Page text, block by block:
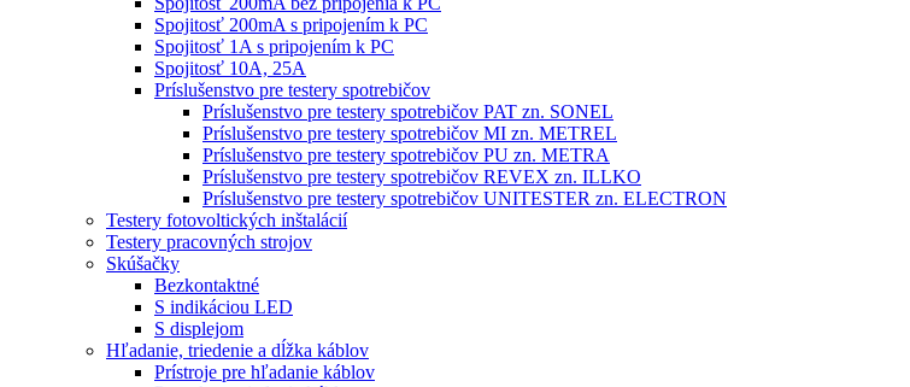
Spojitosť 200mA s pripojením k PC
Spojitosť 1A s pripojením k PC
Spojitosť 10A, 25A
Príslušenstvo pre testery spotrebičov
Príslušenstvo pre testery spotrebičov PAT zn. SONEL
Príslušenstvo pre testery spotrebičov MI zn. METREL
Príslušenstvo pre testery spotrebičov PU zn. METRA
Príslušenstvo pre testery spotrebičov REVEX zn. ILLKO
Príslušenstvo pre testery spotrebičov UNITESTER zn. ELECTRON
Testery fotovoltických inštalácií
Testery pracovných strojov
Skúšačky
Bezkontaktné
S indikáciou LED
S displejom
Hľadanie, triedenie a dĺžka káblov
Prístroje pre hľadanie káblov